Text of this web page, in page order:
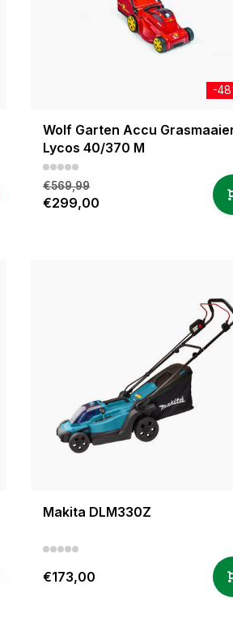
-
Wolf Garten Accu
Lycos 40/370 M
€569,99
€299,00
Makita DLM330Z
€173,00